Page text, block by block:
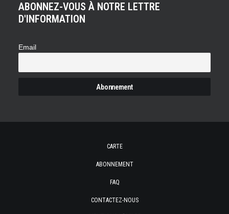
ABONNEZ-VOUS À NOTRE LETTRE
D'INFORMATION
Email
CARTE
ABONNEMENT
FAQ
CONTACTEZ-NOUS